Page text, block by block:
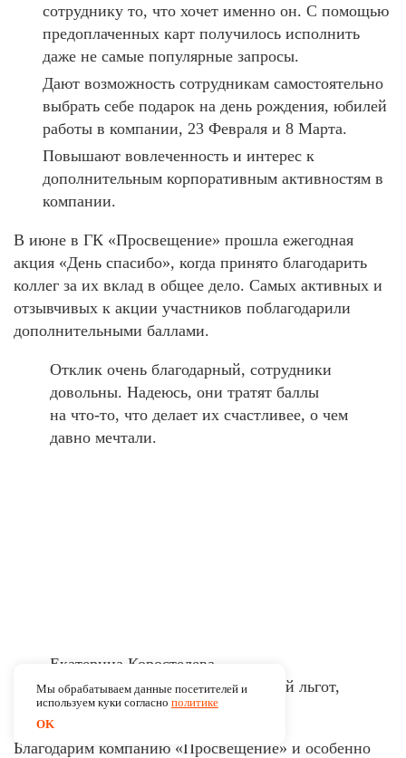
сотруднику то, что хочет именно он. С помощью
предоплаченных карт получилось исполнить
даже не самые популярные запросы.
Дают возможность сотрудникам самостоятельно
выбрать себе подарок на день рождения, юбилей
работы в компании, 23 Февраля и 8 Марта.
Повышают вовлеченность и интерес к
дополнительным корпоративным активностям в
компании.
В июне в ГК «Просвещение» прошла ежегодная
акция «День спасибо», когда принято благодарить
коллег за их вклад в общее дело. Самых активных и
отзывчивых к акции участников поблагодарили
дополнительными баллами.
Отклик очень благодарный, сотрудники
довольны. Надеюсь, они тратят баллы
на что-то, что делает их счастливее, о чем
давно мечтали.
Екатерина Коростелева
Руководитель центра компенсаций льгот,
«Просвещение»
Благодарим компанию «Просвещение» и особенно
Мы обрабатываем данные посетителей и
используем куки согласно политике
OK